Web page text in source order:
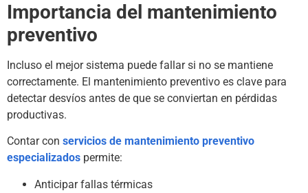
Importancia del mantenimiento
preventivo
Incluso el mejor sistema puede fallar si no se mantiene
correctamente. El mantenimiento preventivo es clave para
detectar desvíos antes de que se conviertan en pérdidas
productivas.
Contar con servicios de mantenimiento preventivo
especializados permite:
Anticipar fallas térmicas